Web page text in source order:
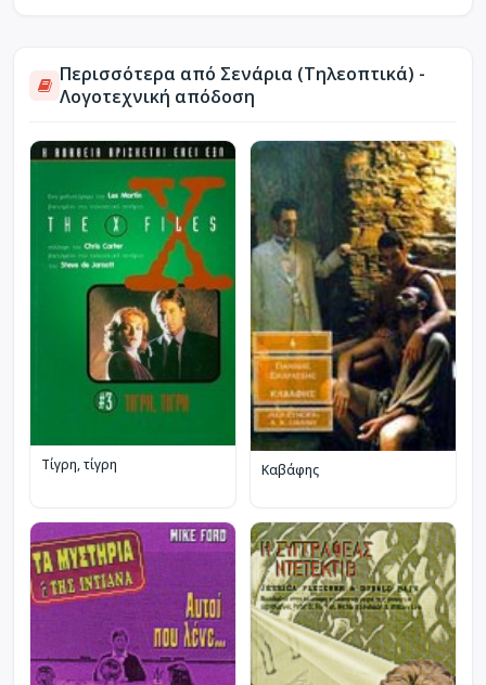
Περισσότερα από Σενάρια (Τηλεοπτικά) -
Λογοτεχνική απόδοση
Τίγρη, τίγρη Καβάφης